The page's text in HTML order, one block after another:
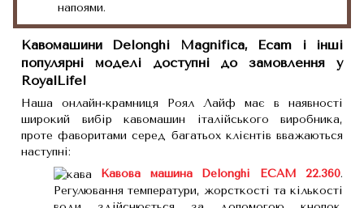
напоями.
Кавомашини Delonghi Magnifica, Ecam і інші
популярні моделі доступні до замовлення у
RoyalLife!
Наша онлайн-крамниця Роял Лайф має в наявності
широкий вибір кавомашин італійського виробника,
проте фаворитами серед багатьох клієнтів вважаються
наступні:
Кавова машина Delonghi ECAM 22.360.
Регулювання температури, жорсткості та кількості